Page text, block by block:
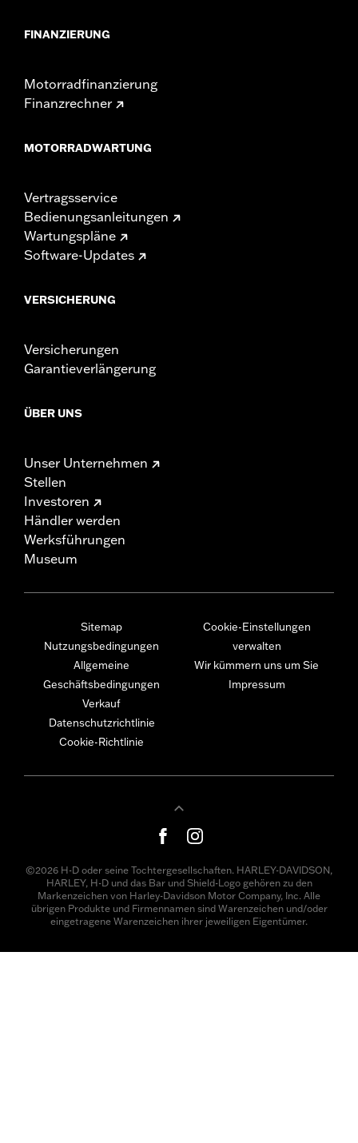
FINANZIERUNG
Motorradfinanzierung
Finanzrechner
MOTORRADWARTUNG
Vertragsservice
Bedienungsanleitungen
Wartungspläne
Software-Updates
VERSICHERUNG
Versicherungen
Garantieverlängerung
ÜBER UNS
Unser Unternehmen
Stellen
Investoren
Händler werden
Werksführungen
Museum
Sitemap
Nutzungsbedingungen
Allgemeine
Geschäftsbedingungen
Verkauf
Datenschutzrichtlinie
Cookie-Richtlinie
Cookie-Einstellungen
verwalten
Wir kümmern uns um Sie
Impressum
©2026 H-D oder seine Tochtergesellschaften. HARLEY-DAVIDSON,
HARLEY, H-D und das Bar und Shield-Logo gehören zu den
Markenzeichen von Harley-Davidson Motor Company, Inc. Alle
übrigen Produkte und Firmennamen sind Warenzeichen und/oder
eingetragene Warenzeichen ihrer jeweiligen Eigentümer.